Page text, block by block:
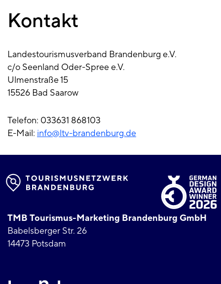
Kontakt
Landestourismusverband Brandenburg e.V.
c/o Seenland Oder-Spree e.V.
Ulmenstraße 15
15526 Bad Saarow
Telefon: 033631 868103
E-Mail: info@ltv-brandenburg.de
TMB Tourismus-Marketing Brandenburg GmbH
Babelsberger Str. 26
14473 Potsdam